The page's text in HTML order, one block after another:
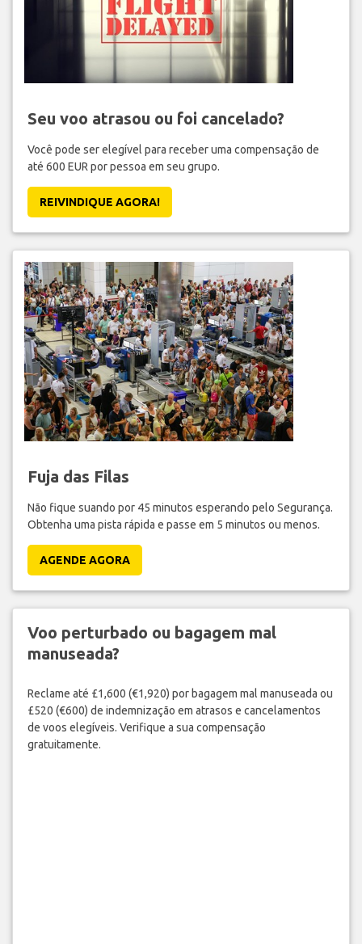
Seu voo atrasou ou foi cancelado?
Você pode ser elegível para receber uma compensação de
até 600 EUR por pessoa em seu grupo.
REIVINDIQUE AGORA!
Fuja das Filas
Não fique suando por 45 minutos esperando pelo Segurança.
Obtenha uma pista rápida e passe em 5 minutos ou menos.
AGENDE AGORA
Voo perturbado ou bagagem mal
manuseada?
Reclame até £1,600 (€1,920) por bagagem mal manuseada ou
£520 (€600) de indemnização em atrasos e cancelamentos
de voos elegíveis. Verifique a sua compensação
gratuitamente.